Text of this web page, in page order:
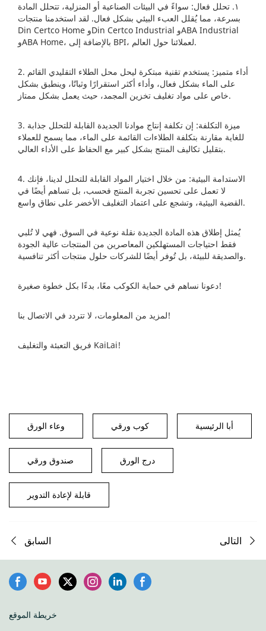
١. تحلل فعال: سواءً في البيئات الصناعية أو المنزلية، تتحلل المادة
بسرعة، مما يُقلل العبء البيئي بشكل فعال. لقد استخدمنا منتجات
Din Certco Home وDin Certco Industrial وABA Industrial
وABA Home، بالإضافة إلى BPI، لعملائنا حول العالم.
2. أداء متميز: يستخدم تقنية مبتكرة ليحل محل الطلاء التقليدي القائم
على الماء بشكل فعال، وأداء أكثر استقرارًا وثباتًا، وينطبق بشكل
خاص على مواد تغليف تخزين المجمد، حيث يعمل بشكل ممتاز.
3. ميزة التكلفة: إن تكلفة إنتاج موادنا الجديدة القابلة للتحلل جذابة
للغاية مقارنة بتكلفة الطلاءات القائمة على الماء، مما يسمح للعملاء
بتقليل تكاليف المنتج بشكل كبير مع الحفاظ على الأداء العالي.
4. الاستدامة البيئية: من خلال اختيار المواد القابلة للتحلل لدينا، فإنك
لا تعمل على تحسين تجربة المنتج فحسب، بل تساهم أيضًا في
القضية البيئية، وتشجع على اعتماد التغليف الأخضر على نطاق واسع.
يُمثل إطلاق هذه المادة الجديدة نقلة نوعية في السوق. فهي لا تُلبي
فقط احتياجات المستهلكين المعاصرين من المنتجات عالية الجودة
والصديقة للبيئة، بل تُوفر أيضًا للشركات حلول منتجات أكثر تنافسية.
دعونا نساهم في حماية الكوكب معًا، بدءًا بكل خطوة صغيرة!
لمزيد من المعلومات، لا تتردد في الاتصال بنا!
فريق التعبئة والتغليف KaiLai!
وعاء الورق كوب ورقي أبا الرئيسية
صندوق ورقي درج الورق
قابلة لإعادة التدوير
السابق التالى
خريطة الموقع